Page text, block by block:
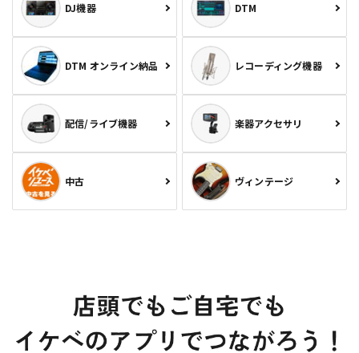
DJ機器 DTM
DTM オンライン納品 レコーディング機器
配信/ライブ機器 楽器アクセサリ
中古 ヴィンテージ